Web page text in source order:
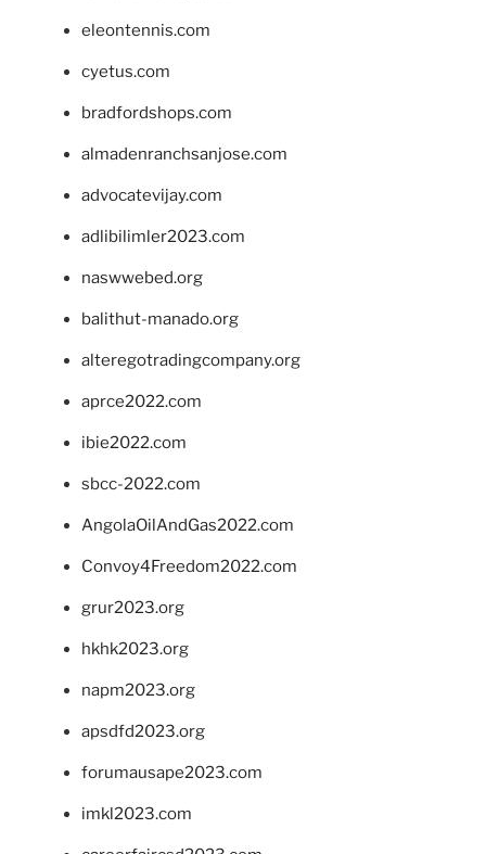
eleontennis.com
cyetus.com
bradfordshops.com
almadenranchsanjose.com
advocatevijay.com
adlibilimler2023.com
naswwebed.org
balithut-manado.org
alteregotradingcompany.org
aprce2022.com
ibie2022.com
sbcc-2022.com
AngolaOilAndGas2022.com
Convoy4Freedom2022.com
grur2023.org
hkhk2023.org
napm2023.org
apsdfd2023.org
forumausape2023.com
imkl2023.com